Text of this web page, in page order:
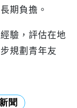
期負擔。
驗，評估在地
規劃青年友
聞